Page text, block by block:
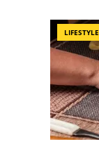
LIFESTYLE